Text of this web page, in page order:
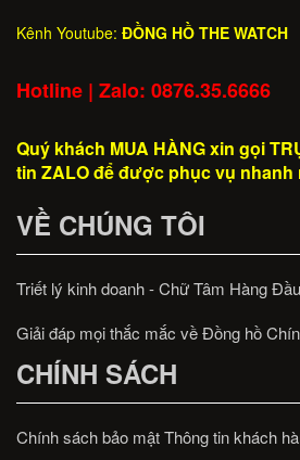
Kênh Youtube: ĐỒNG HỒ THE WATCH
Hotline | Zalo: 0876.35.6666
Quý khách MUA HÀNG xin gọi
tin ZALO để được phục vụ nhanh
VỀ CHÚNG TÔI
Triết lý kinh doanh - Chữ Tâm Hàng Đầu
Giải đáp mọi thắc mắc về Đồng hồ
CHÍNH SÁCH
Chính sách bảo mật Thông tin khách